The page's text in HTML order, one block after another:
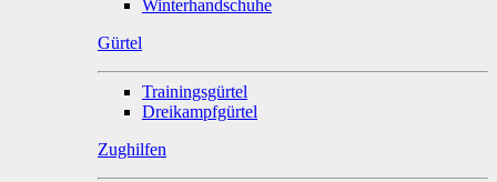
Winterhandschuhe
Gürtel
Trainingsgürtel
Dreikampfgürtel
Zughilfen